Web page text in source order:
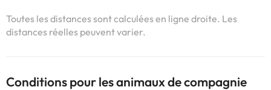
Toutes les distances sont calculées en ligne droite. Les
distances réelles peuvent varier.
Conditions pour les animaux de compagnie